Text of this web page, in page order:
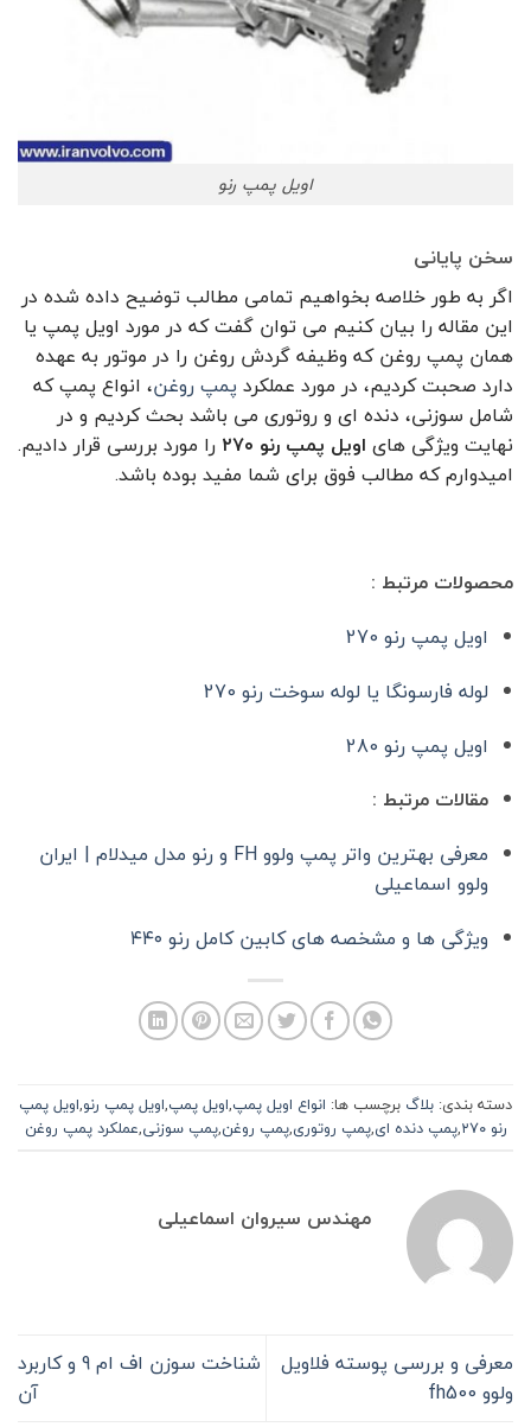
اویل پمپ رنو
سخن پایانی
اگر به طور خلاصه بخواهیم تمامی مطالب توضیح داده شده در
این مقاله را بیان کنیم می توان گفت که در مورد اویل پمپ یا
همان پمپ روغن که وظیفه گردش روغن را در موتور به عهده
دارد صحبت کردیم، در مورد عملکرد پمپ روغن، انواع پمپ که
شامل سوزنی، دنده ‌ای و روتوری می باشد بحث کردیم و در
نهایت ویژگی های اویل پمپ رنو ۲۷۰
را مورد بررسی قرار دادیم.
امیدوارم که مطالب فوق برای شما مفید بوده باشد.
محصولات مرتبط :
اویل پمپ رنو 270
لوله فارسونگا یا لوله سوخت رنو 270
اویل پمپ رنو 280
مقالات مرتبط :
معرفی بهترین واتر پمپ ولوو FH و رنو مدل میدلام | ایران
ولوو اسماعیلی
ویژگی ها و مشخصه های کابین کامل رنو ۴۴۰
دسته بندی: بلاگ برچسب ها: انواع اویل پمپ,اویل پمپ,اویل پمپ رنو,اویل پمپ
رنو ۲۷۰
,پمپ دنده ای,پمپ روتوری,پمپ روغن,پمپ سوزنی,عملکرد پمپ روغن
مهندس سیروان اسماعیلی
معرفی و بررسی پوسته فلاویل
ولوو fh500
شناخت سوزن اف ام 9 و کاربرد
آن